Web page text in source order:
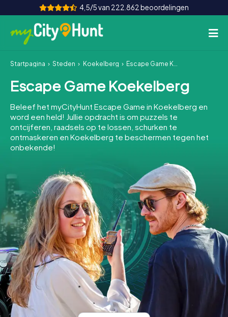
4,5/5 van 222.862 beoordelingen
Hoe het werkt
Steden
Tours
Teamevenement
INT AT CH
DE
ES
FR UK
IE
IT
NL
Boek tickets
Koop cadeaubonnen
Startpagina Steden Koekelberg Escape Game Koekelberg
Escape Game Koekelberg
Beleef het myCityHunt Escape Game in Koekelberg en
word een held! Jullie opdracht is om puzzels te
ontcijferen, raadsels op te lossen, schurken te
ontmaskeren en Koekelberg te beschermen tegen het
onbekende!